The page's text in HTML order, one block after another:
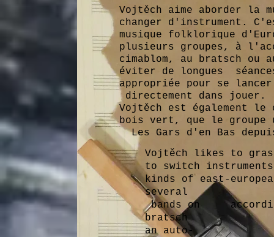
Vojtěch aime aborder la
changer d'instrument.
musique folklorique
plusieurs groupes, à
cimablom, au bratsch ou
éviter de longues
appropriée pour se lancer
directement dans jouer.
Vojtěch est également
bois vert, que le
Les Gars d'en Bas
Vojtěch likes to
to switch
kinds of east-
several
bands on
bratsch or
an auto-